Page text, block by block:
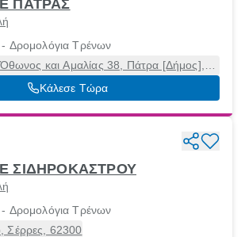
ΠΑΤΡΑΣ
- Δρομολόγια Τρένων
και Αμαλίας 38, Πάτρα [Δήμος],
Αχαϊα, 26221
Κάλεσε Τώρα
ΣΙΔΗΡΟΚΑΣΤΡΟΥ
- Δρομολόγια Τρένων
Σέρρες, 62300